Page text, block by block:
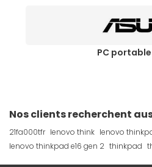
PC portable
Nos clients recherchent
21fa000tfr lenovo think lenovo
lenovo thinkpad e16 gen 2 thinkpad